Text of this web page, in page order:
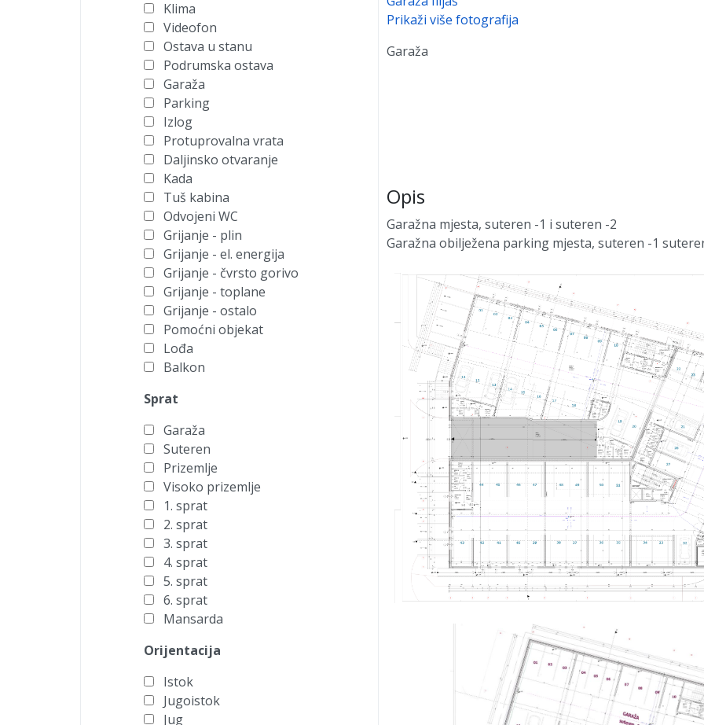
Prikaži više fotografija
Garaža
Opis
Garažna mjesta, suteren -1 i suteren -2
Garažna obilježena parking mjesta, suteren -1
Klima
Videofon
Ostava u stanu
Podrumska ostava
Garaža
Parking
Izlog
Protuprovalna vrata
Daljinsko otvaranje
Kada
Tuš kabina
Odvojeni WC
Grijanje - plin
Grijanje - el. energija
Grijanje - čvrsto gorivo
Grijanje - toplane
Grijanje - ostalo
Pomoćni objekat
Lođa
Balkon
Sprat
Garaža
Suteren
Prizemlje
Visoko prizemlje
1. sprat
2. sprat
3. sprat
4. sprat
5. sprat
6. sprat
Mansarda
Orijentacija
Istok
Jugoistok
Jug